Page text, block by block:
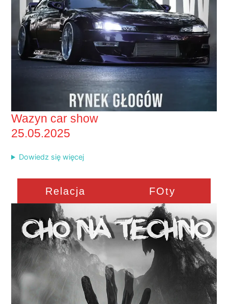
Wazyn car show
25.05.2025
Dowiedz się więcej
Relacja FOty